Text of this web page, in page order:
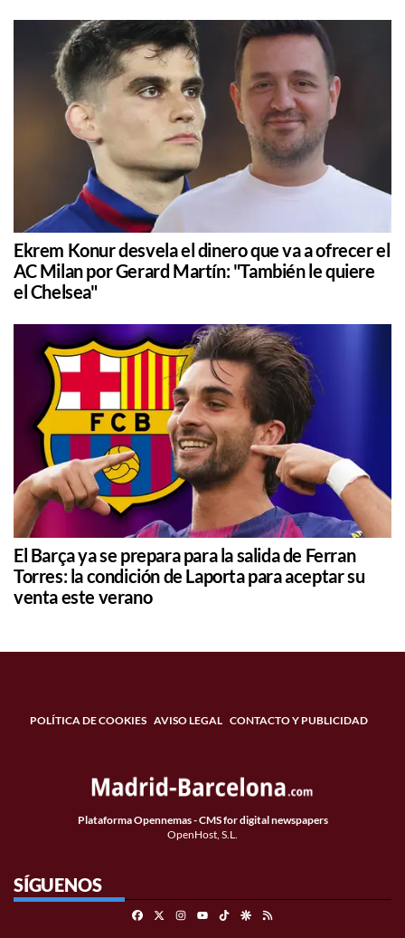
Ekrem Konur desvela el dinero que va a ofrecer el
AC Milan por Gerard Martín: "También le quiere
el Chelsea"
El Barça ya se prepara para la salida de Ferran
Torres: la condición de Laporta para aceptar su
venta este verano
POLÍTICA DE COOKIES AVISO LEGAL CONTACTO Y PUBLICIDAD
Plataforma Opennemas - CMS for digital newspapers
OpenHost, S.L.
SÍGUENOS
FacebookInstagramTikTokGoogle Discover